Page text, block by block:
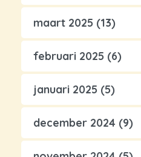
maart 2025 (13)
februari 2025 (6)
januari 2025 (5)
december 2024 (9)